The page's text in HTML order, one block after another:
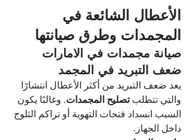
الأعطال الشائعة في
المجمدات وطرق صيانتها
صيانة مجمدات في الامارات
ضعف التبريد في المجمد
يعد ضعف التبريد من أكثر الأعطال انتشارًا
والتي تتطلب تصليح المجمدات. وغالبًا يكون
السبب انسداد فتحات التهوية أو تراكم الثلوج
داخل الجهاز.